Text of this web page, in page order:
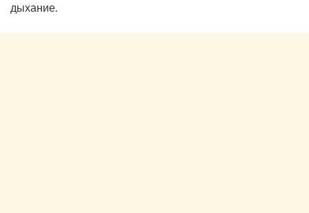
дыхание.